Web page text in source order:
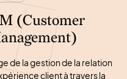
(Customer
de la gestion de la relation
client à travers la